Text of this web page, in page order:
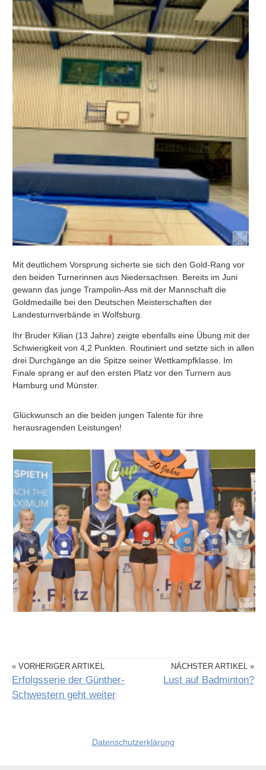
Mit deutlichem Vorsprung sicherte sie sich den Gold-Rang vor
den beiden Turnerinnen aus Niedersachsen. Bereits im Juni
gewann das junge Trampolin-Ass mit der Mannschaft die
Goldmedaille bei den Deutschen Meisterschaften der
Landesturnverbände in Wolfsburg.
Ihr Bruder Kilian (13 Jahre) zeigte ebenfalls eine Übung mit der
Schwierigkeit von 4,2 Punkten. Routiniert und setzte sich in allen
drei Durchgänge an die Spitze seiner Wettkampfklasse. Im
Finale sprang er auf den ersten Platz vor den Turnern aus
Hamburg und Münster.
Glückwunsch an die beiden jungen Talente für ihre
herausragenden Leistungen!
« VORHERIGER ARTIKEL
Erfolgsserie der Günther-
Schwestern geht weiter
NÄCHSTER ARTIKEL »
Lust auf Badminton?
Datenschutzerklärung